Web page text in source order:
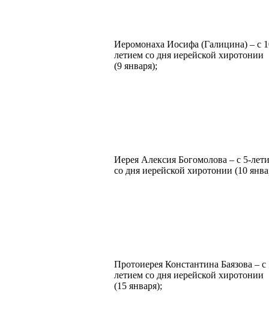
Иеромонаха Иосифа (Галицина) – с
летием со дня иерейской хиротонии
(9 января);
Иерея Алексия Богомолова – с 5-
со дня иерейской хиротонии (10
Протоиерея Константина Баязова – с
летием со дня иерейской хиротонии
(15 января);